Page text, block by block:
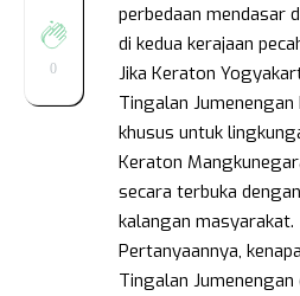
0
perbedaan mendasar
di kedua kerajaan
Jika Keraton
Tingalan
khusus untuk
Keraton
secara terbuka
kalangan masyarakat.
Pertanyaannya,
Tingalan